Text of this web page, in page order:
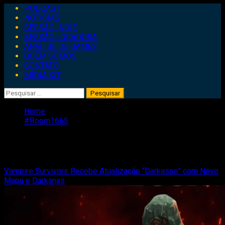
Primary
Menu
PODCAST
NOTÍCIAS
SESSÃO INDIE
SESSÃO LOCADORA
ANÁLISE DE GAMES
QUEM SOMOS
CONTATO
MÍDIA KIT
Pesquisar
por:
Home
#Room1665
Vampire Survivors Recebe Atualização “Darkasso” com Novo
Mapa e Darkanas